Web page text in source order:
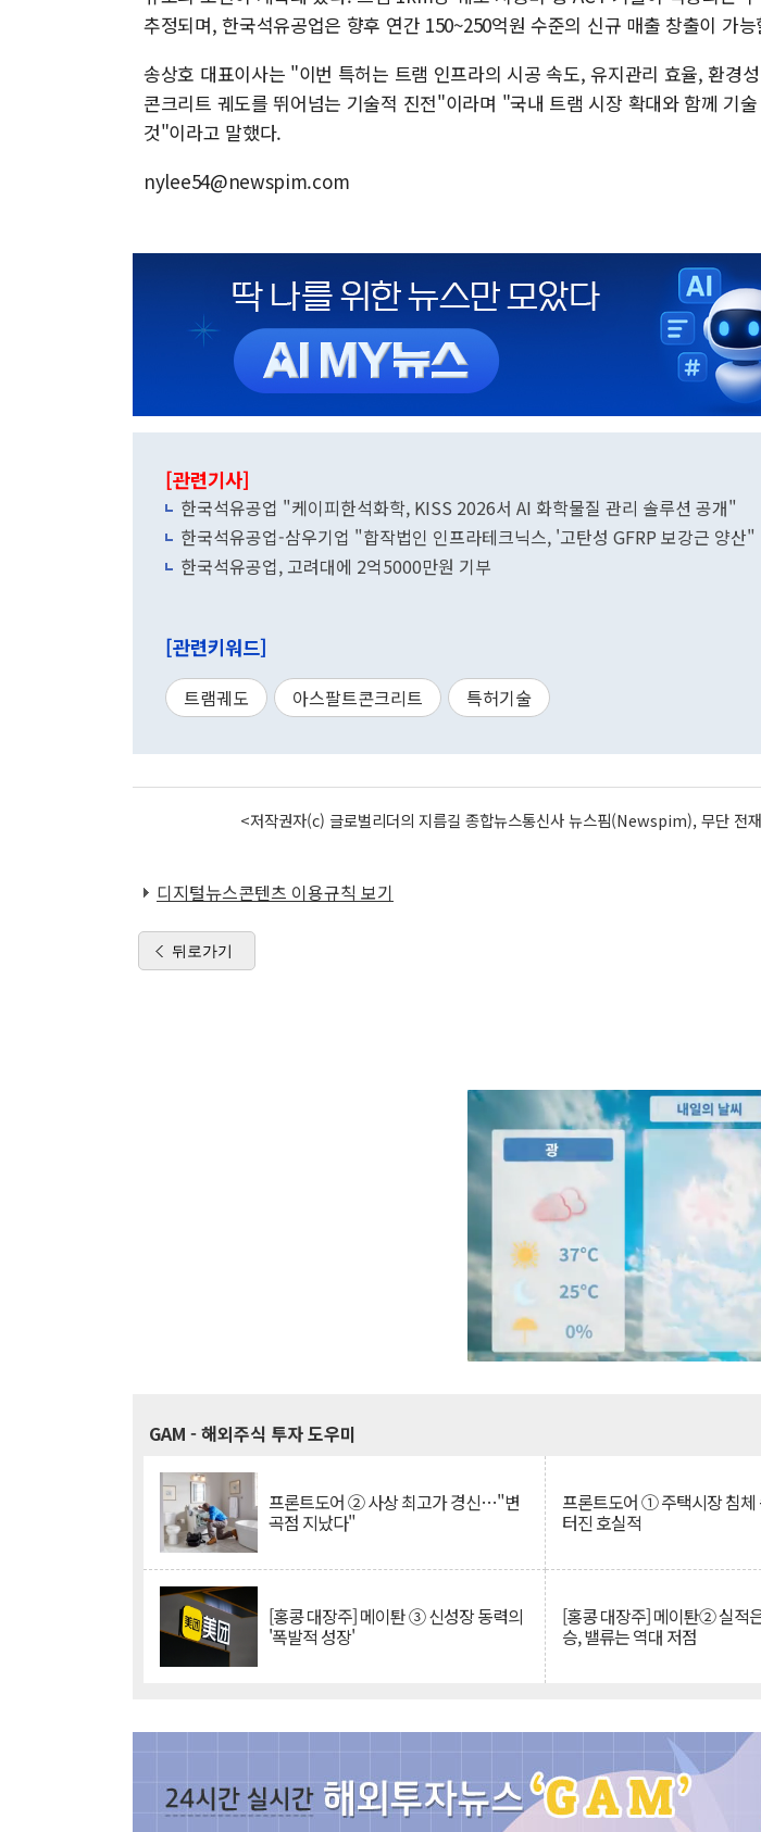
추정되며, 한국석유공업은 향후 연간 150~250억원 수준의 신규 매출 창출이 가
송상호 대표이사는 "이번 특허는 트램 인프라의 시공 속도, 유지관리 효율, 환경
콘크리트 궤도를 뛰어넘는 기술적 진전"이라며 "국내 트램 시장 확대와 함께 기
것"이라고 말했다.
nylee54@newspim.com
[관련기사]
한국석유공업 "케이피한석화학, KISS 2026서 AI 화학물질 관리 솔루션 공개"
한국석유공업-삼우기업 "합작법인 인프라테크닉스, '고탄성 GFRP 보강근 양산"
한국석유공업, 고려대에 2억5000만원 기부
[관련키워드]
트램궤도 아스팔트콘크리트 특허기술
<저작권자(c) 글로벌리더의 지름길 종합뉴스통신사 뉴스핌(Newspim), 무단 전
디지털뉴스콘텐츠 이용규칙 보기
뒤로가기
GAM - 해외주식 투자 도우미
프론트도어 ② 사상 최고가 경신…"변
곡점 지났다"
프론트도어 ① 주택시장 침체
터진 호실적
[홍콩 대장주] 메이퇀 ③ 신성장 동력의
'폭발적 성장'
[홍콩 대장주] 메이퇀② 실적
승, 밸류는 역대 저점